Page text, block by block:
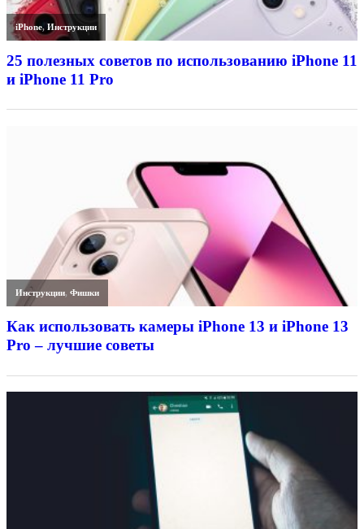
iPhone,Инструкции
25 полезных советов по использованию iPhone 11
и iPhone 11 Pro
Инструкции,Фишки
Как использовать камеры iPhone 13 и iPhone 13
Pro – лучшие советы